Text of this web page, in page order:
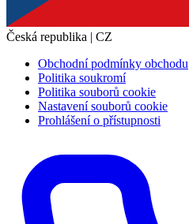
Česká republika | CZ
Obchodní podmínky obchodu
Politika soukromí
Politika souborů cookie
Nastavení souborů cookie
Prohlášení o přístupnosti